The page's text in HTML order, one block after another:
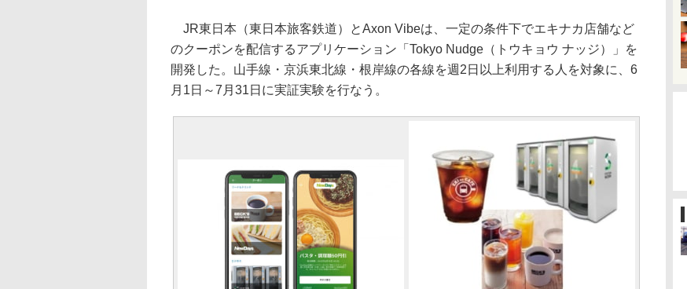
JR東日本（東日本旅客鉄道）とAxon Vibeは、一定の条件下でエキナカ店舗など
のクーポンを配信するアプリケーション「Tokyo Nudge（トウキョウ ナッジ）」を
開発した。山手線・京浜東北線・根岸線の各線を週2日以上利用する人を対象に、6
月1日～7月31日に実証実験を行なう。